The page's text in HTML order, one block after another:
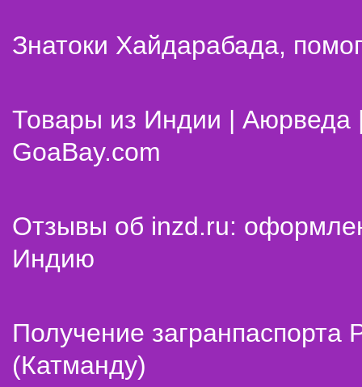
Знатоки Хайдарабада,
Товары из Индии | Аюрведа
GoaBay.com
Отзывы об inzd.ru:
Индию
Получение
(Катманду)